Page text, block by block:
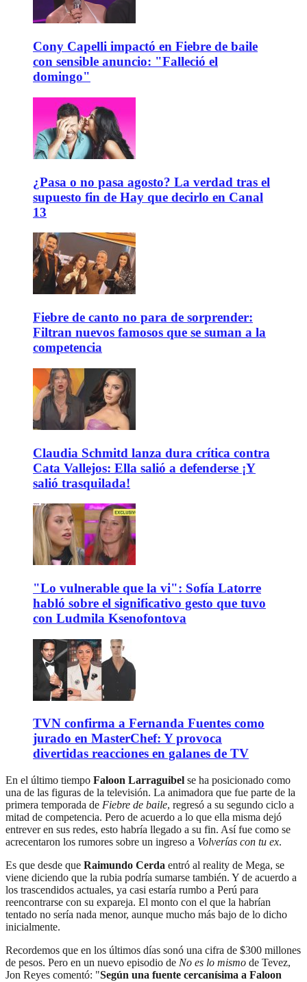
Cony Capelli impactó en Fiebre de baile
con sensible anuncio: "Falleció el
domingo"
¿Pasa o no pasa agosto? La verdad tras el
supuesto fin de Hay que decirlo en Canal
13
Fiebre de canto no para de sorprender:
Filtran nuevos famosos que se suman a la
competencia
Claudia Schmitd lanza dura crítica contra
Cata Vallejos: Ella salió a defenderse ¡Y
salió trasquilada!
"Lo vulnerable que la vi": Sofía Latorre
habló sobre el significativo gesto que tuvo
con Ludmila Ksenofontova
TVN confirma a Fernanda Fuentes como
jurado en MasterChef: Y provoca
divertidas reacciones en galanes de TV
En el último tiempo Faloon Larraguibel se ha posicionado como
una de las figuras de la televisión. La animadora que fue parte de la
primera temporada de Fiebre de baile, regresó a su segundo ciclo a
mitad de competencia. Pero de acuerdo a lo que ella misma dejó
entrever en sus redes, esto habría llegado a su fin. Así fue como se
acrecentaron los rumores sobre un ingreso a Volverías con tu ex.
Es que desde que Raimundo Cerda entró al reality de Mega, se
viene diciendo que la rubia podría sumarse también. Y de acuerdo a
los trascendidos actuales, ya casi estaría rumbo a Perú para
reencontrarse con su expareja. El monto con el que la habrían
tentado no sería nada menor, aunque mucho más bajo de lo dicho
inicialmente.
Recordemos que en los últimos días sonó una cifra de $300 millones
de pesos. Pero en un nuevo episodio de No es lo mismo de Tevez,
Jon Reyes comentó: "Según una fuente cercanísima a Faloon